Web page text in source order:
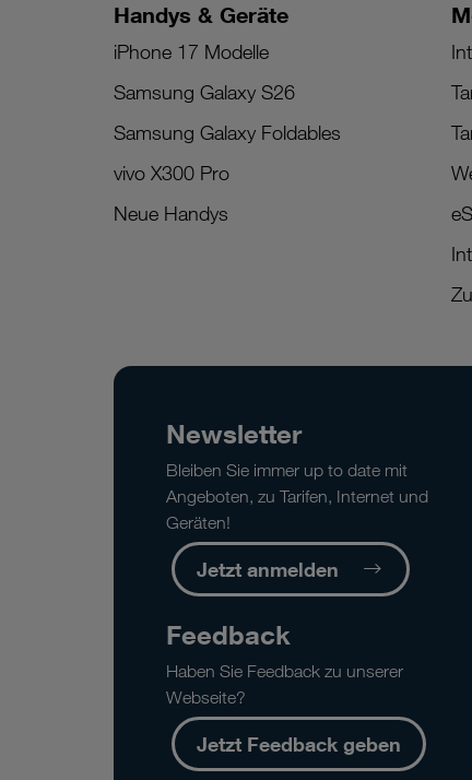
Handys & Geräte
iPhone 17 Modelle
Samsung Galaxy S26
Samsung Galaxy Foldables
vivo X300 Pro
Neue Handys
Newsletter
Bleiben Sie immer up to date mit
Angeboten, zu Tarifen, Internet und
Geräten!
Jetzt anmelden
Feedback
Haben Sie Feedback zu unserer
Webseite?
Jetzt Feedback geben